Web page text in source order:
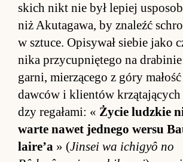
skich nikt nie był le­piej
niż Akutaga­wa, by zna­leźć
w sztu­ce. Opisy­wał sie­bie jako
nika przy­cup­nię­tego na
gar­ni, mie­rzącego z góry
daw­ców i klien­tów
dzy re­ga­łami: « Życie ludz­kie
warte na­wet jed­nego wersu
laire’a » (Jin­sei wa ichi­gyô no